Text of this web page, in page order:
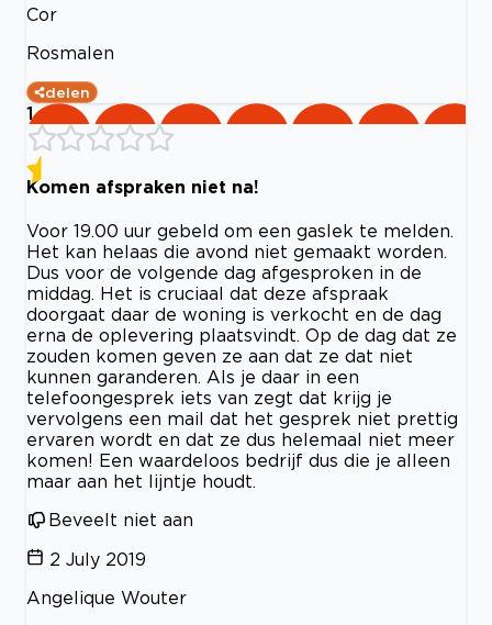
Cor
Rosmalen
delen
1
Komen afspraken niet na!
Voor 19.00 uur gebeld om een gaslek te melden.
Het kan helaas die avond niet gemaakt worden.
Dus voor de volgende dag afgesproken in de
middag. Het is cruciaal dat deze afspraak
doorgaat daar de woning is verkocht en de dag
erna de oplevering plaatsvindt. Op de dag dat ze
zouden komen geven ze aan dat ze dat niet
kunnen garanderen. Als je daar in een
telefoongesprek iets van zegt dat krijg je
vervolgens een mail dat het gesprek niet prettig
ervaren wordt en dat ze dus helemaal niet meer
komen! Een waardeloos bedrijf dus die je alleen
maar aan het lijntje houdt.
Beveelt niet aan
2 July 2019
Angelique Wouter